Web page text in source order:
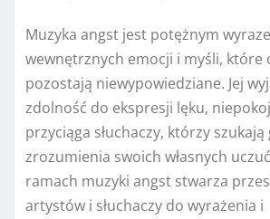
Muzyka angst jest potężnym
wewnętrznych emocji i myśli, które
pozostają niewypowiedziane. Jej
zdolność do ekspresji lęku,
przyciąga słuchaczy, którzy szukają
zrozumienia swoich własnych
ramach muzyki angst stwarza
artystów i słuchaczy do wyrażenia i